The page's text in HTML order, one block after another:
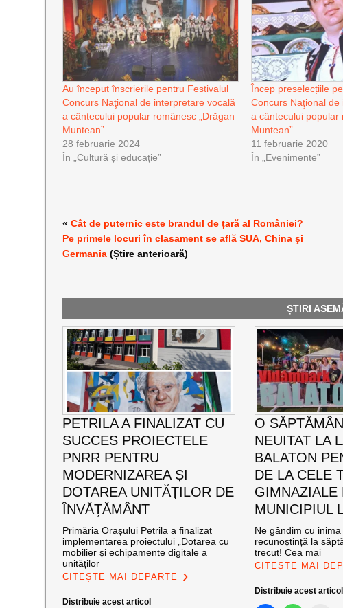
Au început înscrierile pentru Festivalul
Concurs Naţional de interpretare vocală
a cântecului popular românesc „Drăgan
Muntean”
28 februarie 2024
În „Cultură și educație”
Încep preselecțiile
Concurs Naţional
a cântecului popular
Muntean”
11 februarie 2020
În „Evenimente”
«Cât de puternic este brandul de țară al României?
Pe primele locuri în clasament se află SUA, China şi
Germania (Știre anterioară)
ȘTIRI
PETRILA A FINALIZAT CU
SUCCES PROIECTELE
PNRR PENTRU
MODERNIZAREA ȘI
DOTAREA UNITĂȚILOR DE
ÎNVĂȚĂMÂNT
Primăria Orașului Petrila a finalizat
implementarea proiectului „Dotarea cu
mobilier și echipamente digitale a
unităților
CITEȘTE MAI DEPARTE
Distribuie acest articol
O
NEUITAT LA
BALATON
DE LA CELE
GIMNAZIALE
MUNICIPIUL
Ne gândim cu
recunoștință la
trecut! Cea mai
CITEȘTE MAI
Distribuie acest articol